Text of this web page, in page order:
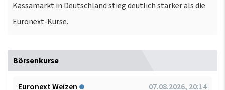
Kassamarkt in Deutschland stieg deutlich stärker als die
Euronext-Kurse.
Börsenkurse
Euronext Weizen
07.08.2026, 20:14